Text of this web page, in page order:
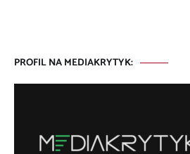
PROFIL NA MEDIAKRYTYK: